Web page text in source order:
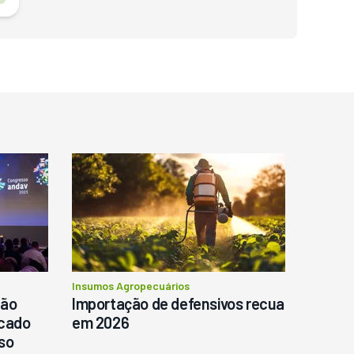
Insumos Agropecuários
Importação de defensivos recua
em 2026